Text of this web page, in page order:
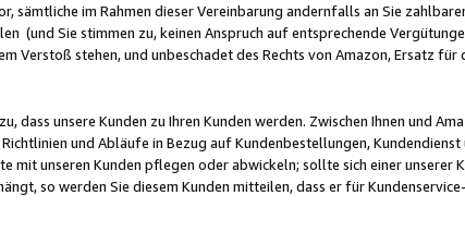
sämtliche im Rahmen dieser Vereinbarung andernfalls an Sie
(und Sie stimmen zu, keinen Anspruch auf entsprechende
Verstoß stehen, und unbeschadet des Rechts von Amazon, Ersatz für
dass unsere Kunden zu Ihren Kunden werden. Zwischen Ihnen und
und Abläufe in Bezug auf Kundenbestellungen,
mit unseren Kunden pflegen oder abwickeln; sollte sich einer unserer
so werden Sie diesem Kunden mitteilen, dass er für